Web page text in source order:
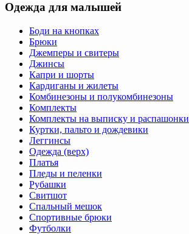
Одежда для малышей
Боди на кнопках
Брюки
Джемперы и свитеры
Джинсы
Капри и шорты
Кардиганы и жилеты
Комбинезоны и полукомбинезоны
Комплекты
Комплекты на выписку и распашонки
Куртки, пальто и дождевики
Леггинсы
Одежда (верх)
Платья
Пледы и пеленки
Рубашки
Свитшот
Спальный мешок
Спортивные брюки
Футболки